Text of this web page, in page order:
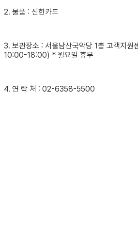
2. 물품 : 신한카드
3. 보관장소 : 서울남산국악당 1층 고객지원
10:00-18:00) * 월요일 휴무
4. 연 락 처 : 02-6358-5500 ​